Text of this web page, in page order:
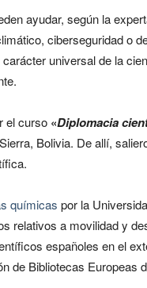
ayudar, según la
ciberseguridad o
universal de la
el curso «Diplomacia
Bolivia. De allí,
químicas por la
relativos a movilidad y
españoles en el
de Bibliotecas Europeas